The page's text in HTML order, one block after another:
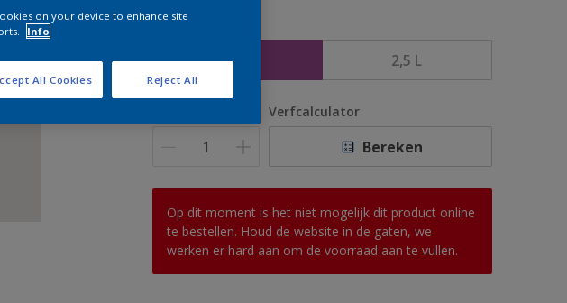
1 L 2,5 L
Verfcalculator
Bereken
Op dit moment is het niet mogelijk dit product online
te bestellen. Houd de website in de gaten, we
werken er hard aan om de voorraad aan te vullen.
on your device to enhance site
Info
Reject All
All Cookies